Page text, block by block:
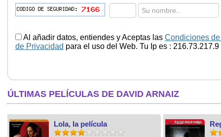
Al añadir datos, entiendes y Aceptas las Condiciones
de Privacidad para el uso del Web. Tu Ip es : 216.73.217.9
ÚLTIMAS PELÍCULAS DE DAVID ARNAIZ
Lola, la película